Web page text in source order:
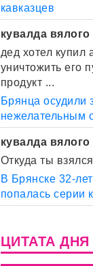
кавказцев
кувалда вялого
дед хотел купил
уничтожить его
продукт ...
Брянца осудили
нежелательным
кувалда вялого
Откуда ты
В Брянске 32-
попалась серии
ЦИТАТА ДНЯ